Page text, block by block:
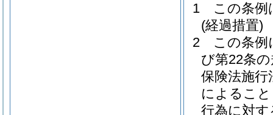
1
この条例
(経過措置)
2
この条例
び第22条
保険法施行
によるこ
行為に対